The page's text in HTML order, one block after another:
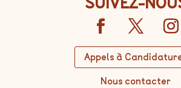
Appels à
Nous contacter